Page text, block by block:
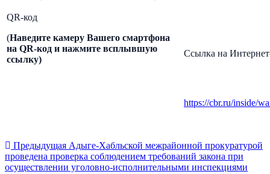
QR-код
(Наведите камеру Вашего смартфона
на QR-код и нажмите всплывшую
ссылку)
Ссылка на
https://cbr.ru/inside/
Предыдущая Адыге-Хабльской межрайонной прокуратурой
проведена проверка соблюдением требований закона при
осуществлении уголовно-исполнительными инспекциями